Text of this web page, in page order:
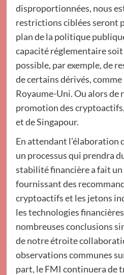
disproportionnées, nous
restrictions ciblées seront
plan de la politique
capacité réglementaire
possible, par exemple, de
de certains dérivés,
Royaume-Uni. Ou alors de
promotion des cryptoactifs,
et de Singapour.
En attendant l’élaboration
un processus qui prendra
stabilité financière a fait
fournissant des
cryptoactifs et les jetons
les technologies
nombreuses conclusions
de notre étroite
observations communes
part, le FMI continuera de